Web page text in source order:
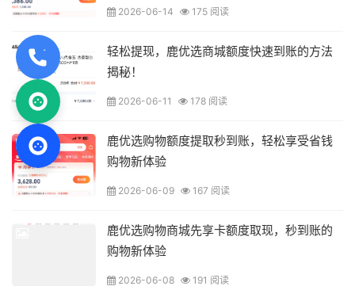
2026-06-14 175 阅读
轻松提现，鹿优选商城额度快速到账的方法
揭秘！
2026-06-11 178 阅读
鹿优选购物额度提取秒到账，轻松享受省钱
购物新体验
2026-06-09 167 阅读
鹿优选购物商城先享卡额度取现，秒到账的
购物新体验
2026-06-08 191 阅读